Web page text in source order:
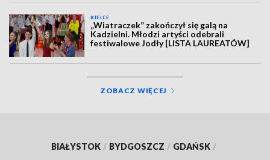
KIELCE
„Wiatraczek” zakończył się galą na
Kadzielni. Młodzi artyści odebrali
festiwalowe Jodły [LISTA LAUREATÓW]
ZOBACZ WIĘCEJ
BIAŁYSTOK / BYDGOSZCZ / GDAŃSK /